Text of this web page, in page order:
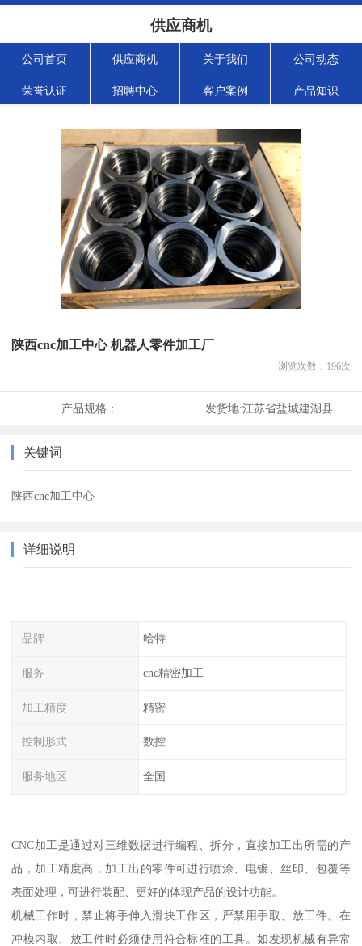
供应商机
公司首页 供应商机 关于我们 公司动态
荣誉认证 招聘中心 客户案例 产品知识
陕西cnc加工中心 机器人零件加工厂
浏览次数： 196次
产品规格： 发货地:江苏省盐城建湖县
关键词
陕西cnc加工中心
详细说明
品牌 哈特
服务 cnc精密加工
加工精度 精密
控制形式 数控
服务地区 全国
CNC加工是通过对三维数据进行编程、拆分，直接加工出所需的产
品，加工精度高，加工出的零件可进行喷涂、电镀、丝印、包覆等
表面处理，可进行装配、更好的体现产品的设计功能。
机械工作时，禁止将手伸入滑块工作区，严禁用手取、放工件。在
冲模内取、放工件时必须使用符合标准的工具。如发现机械有异常